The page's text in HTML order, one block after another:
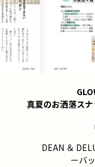
真夏のお洒落ス
DEAN ＆
ーバ